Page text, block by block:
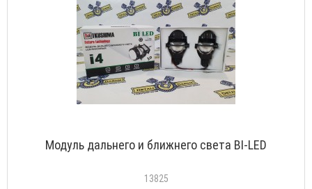
Модуль дальнего и ближнего света BI-LED
13825